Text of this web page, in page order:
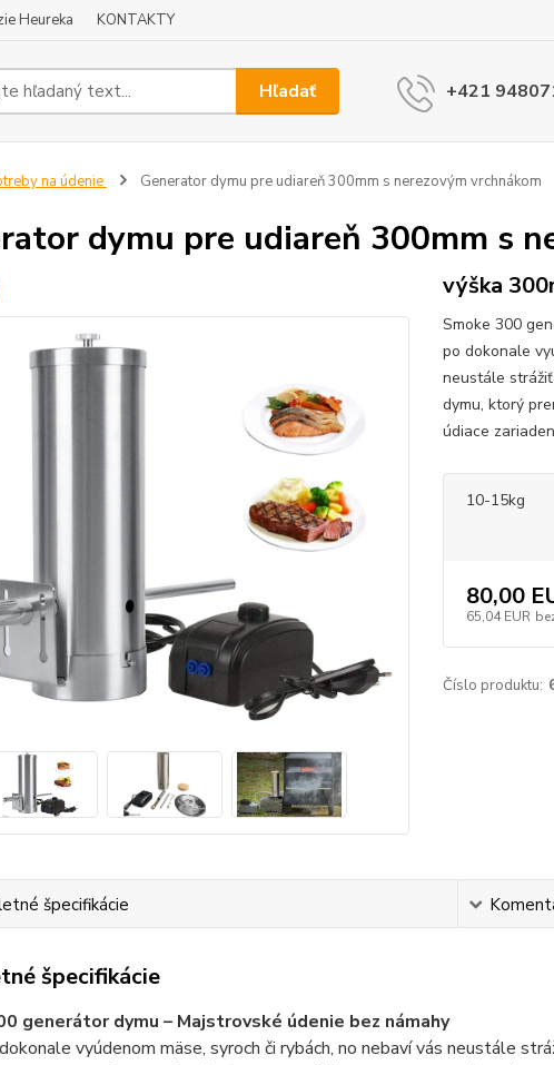
Heureka KONTAKTY
Hľadať +421
na údenie Generator dymu pre udiareň 300mm s nerezovým vrchnákom
dymu pre udiareň 300mm s
výška
Smoke 300
po dokonale
neustále
dymu, ktorý
údiace
10-15kg
80,00
65,04 EUR
Číslo produktu:
špecifikácie
špecifikácie
generátor dymu – Majstrovské údenie bez námahy
vyúdenom mäse, syroch či rybách, no nebaví vás neustále